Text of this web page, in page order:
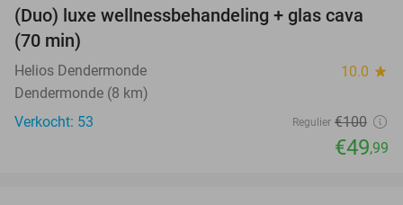
50%
(Duo) luxe wellnessbehandeling + glas cava
(70 min)
Helios Dendermonde 10.0 star
Dendermonde (8 km)
Verkocht: 53
Regulier €100
€49,99